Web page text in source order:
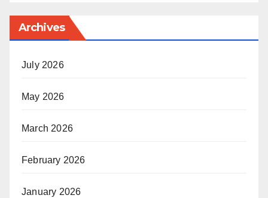
Archives
July 2026
May 2026
March 2026
February 2026
January 2026